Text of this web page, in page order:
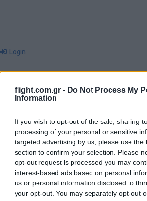
flight.com.gr - Do Not Process My
Information
If you wish to opt-out of the sale, sharing
processing of your personal or sensitive
targeted advertising by us, please use the
section to confirm your selection. Please
opt-out request is processed you may
interest-based ads based on personal
us or personal information disclosed to
your opt-out. You may separately opt-out
Login
Oldest
MAX(@max)
Active Member
10 Μαΐου 2026 19:11
Next generation start’s soon
0 Reply